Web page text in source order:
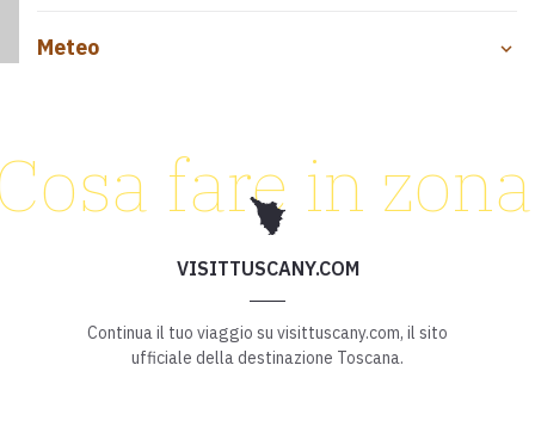
Meteo
fare in zona
VISITTUSCANY.COM
Continua il tuo viaggio su visittuscany.com, il sito
ufficiale della destinazione Toscana.